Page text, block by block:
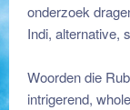
onderzoek
Indi, alternative,
Woorden die
intrigerend,